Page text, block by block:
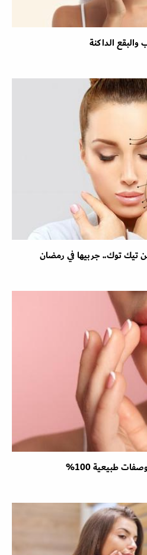
الداكنة
تيك توك.. جربيها في رمضان
طبيعية 100%